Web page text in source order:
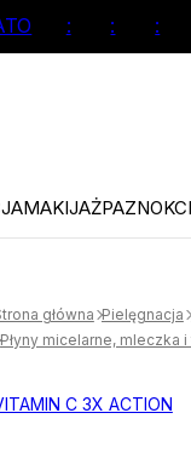
: : :
MAKIJAŻ
główna Pielęgnacja
Płyny micelarne, mleczka
C 3X ACTION